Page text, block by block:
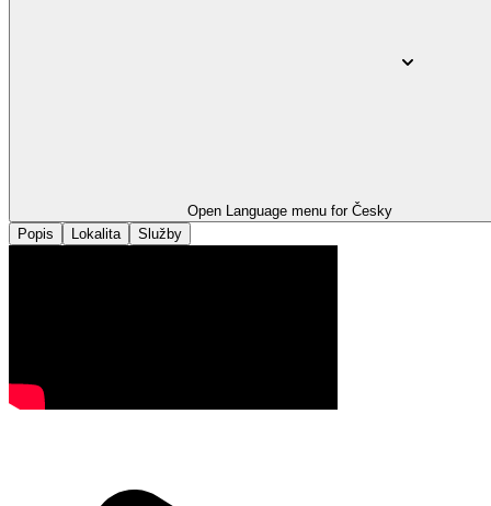
Open Language menu for Česky
Popis
Lokalita Služby